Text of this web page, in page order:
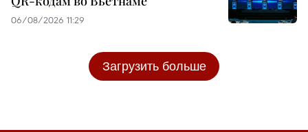
06/08/2026 11:29
Загрузить больше